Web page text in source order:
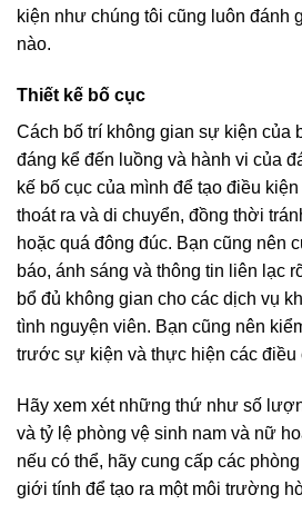
kiện như chúng tôi cũng luôn đánh
nào.
Thiết kế bố cục
Cách bố trí không gian sự kiện của
đáng kể đến luồng và hành vi của
kế bố cục của mình để tạo điều
thoát ra và di chuyển, đồng thời
hoặc quá đông đúc. Bạn cũng nên
báo, ánh sáng và thông tin liên lạc
bổ đủ không gian cho các dịch vụ
tình nguyện viên. Bạn cũng nên
trước sự kiện và thực hiện các điều
Hãy xem xét những thứ như số
và tỷ lệ phòng vệ sinh nam và nữ
nếu có thể, hãy cung cấp các
giới tính để tạo ra một môi trường